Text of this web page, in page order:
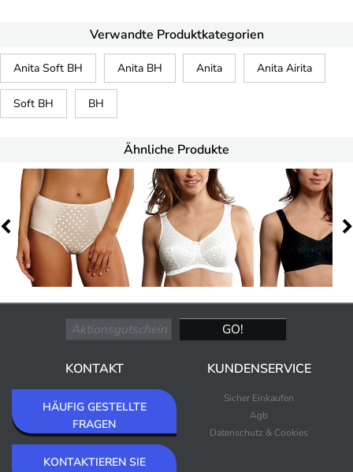
Verwandte Produktkategorien
Anita Soft BH Anita BH Anita Anita Airita
Soft BH BH
Ähnliche Produkte
KONTAKT
HÄUFIG GESTELLTE
FRAGEN
KONTAKTIEREN SIE
KUNDENSERVICE
Sicher Einkaufen
Agb
Datenschutz & Cookies